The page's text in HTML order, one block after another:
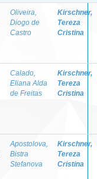
Oliveira,
Diogo de
Castro
Kirschner,
Tereza
Cristina
Calado,
Eliana Alda
de Freitas
Kirschner,
Tereza
Cristina
Apostolova,
Bistra
Stefanova
Kirschner,
Tereza
Cristina